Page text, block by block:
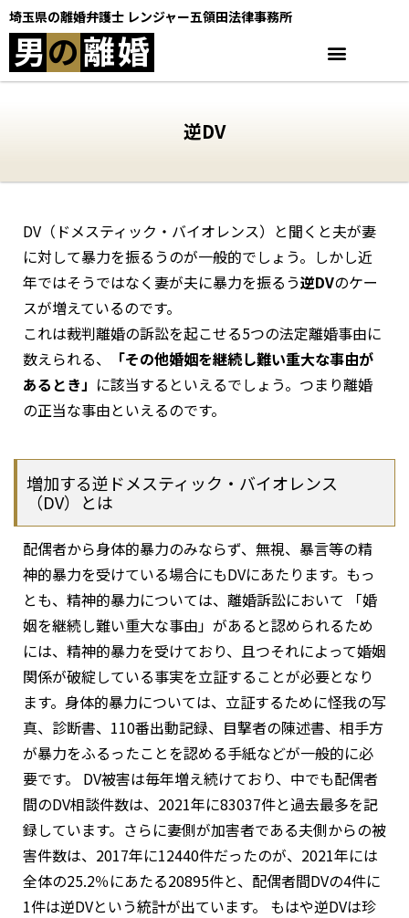
埼玉県の離婚弁護士 レンジャー五領田法律事務所
男の離婚
逆DV
DV（ドメスティック・バイオレンス）と聞くと夫が妻
に対して暴力を振るうのが一般的でしょう。しかし近
年ではそうではなく妻が夫に暴力を振るう逆DVのケー
スが増えているのです。
これは裁判離婚の訴訟を起こせる5つの法定離婚事由に
数えられる、
「その他婚姻を継続し難い重大な事由が
あるとき」 に該当するといえるでしょう。つまり離婚
の正当な事由といえるのです。
増加する逆ドメスティック・バイオレンス
（DV）とは
配偶者から身体的暴力のみならず、無視、暴言等の精
神的暴力を受けている場合にもDVにあたります。もっ
とも、精神的暴力については、離婚訴訟において 「婚
姻を継続し難い重大な事由」があると認められるため
には、精神的暴力を受けており、且つそれによって婚姻
関係が破綻している事実を立証することが必要となり
ます。身体的暴力については、立証するために怪我の写
真、診断書、110番出動記録、目撃者の陳述書、相手方
が暴力をふるったことを認める手紙などが一般的に必
要です。 DV被害は毎年増え続けており、中でも配偶者
間のDV相談件数は、2021年に83037件と過去最多を記
録しています。さらに妻側が加害者である夫側からの被
害件数は、2017年に12440件だったのが、2021年には
全体の25.2％にあたる20895件と、配偶者間DVの4件に
1件は逆DVという統計が出ています。 もはや逆DVは珍